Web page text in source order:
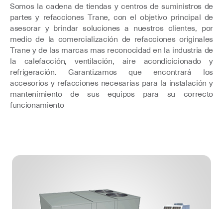
Somos la cadena de tiendas y centros de suministros de
partes y refacciones Trane, con el objetivo principal de
asesorar y brindar soluciones a nuestros clientes, por
medio de la comercialización de refacciones originales
Trane y de las marcas mas reconocidad en la industria de
la calefacción, ventilación, aire acondicicionado y
refrigeración. Garantizamos que encontrará los
accesorios y refacciones necesarias para la instalación y
mantenimiento de sus equipos para su correcto
funcionamiento